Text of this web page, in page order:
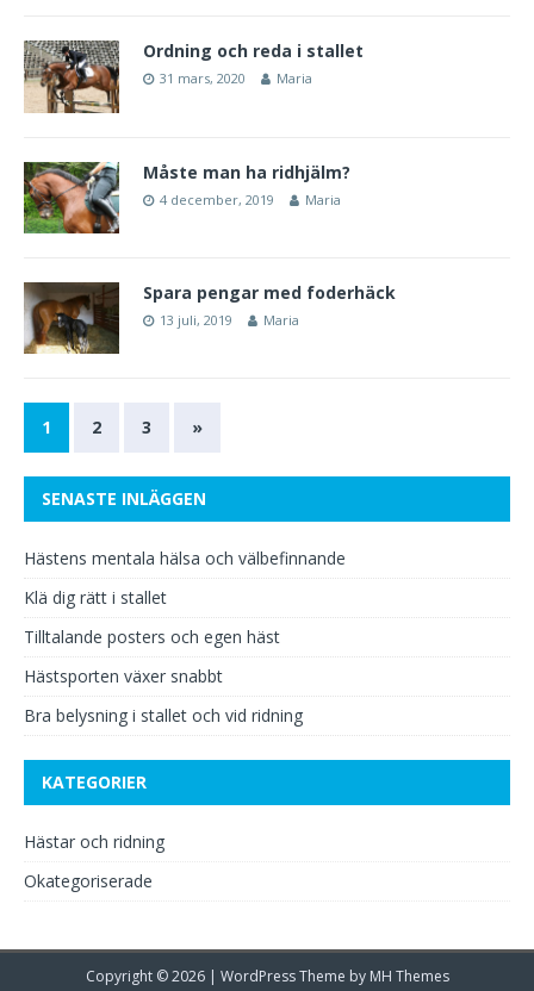
Ordning och reda i stallet
31 mars, 2020 Maria
Måste man ha ridhjälm?
4 december, 2019 Maria
Spara pengar med foderhäck
13 juli, 2019 Maria
1 2 3 »
SENASTE INLÄGGEN
Hästens mentala hälsa och välbefinnande
Klä dig rätt i stallet
Tilltalande posters och egen häst
Hästsporten växer snabbt
Bra belysning i stallet och vid ridning
KATEGORIER
Hästar och ridning
Okategoriserade
Copyright © 2026 | WordPress Theme by MH Themes